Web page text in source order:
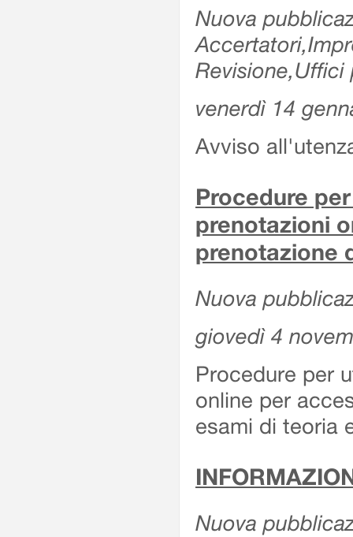
Nuova
Revisione,Uffici
venerdì 14
Avviso
Procedure
prenotazioni
prenotazione
Nuova
giovedì 4
Procedure per
online per
esami di teoria
Nuova